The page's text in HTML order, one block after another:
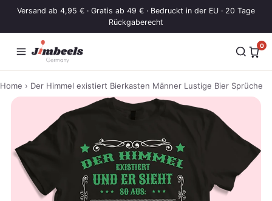
Zum Inhalt springen
Versand ab 4,95 € · Gratis ab 49 € · Bedruckt in der EU · 20 Tage
Rückgaberecht
0
Home › Der Himmel existiert Bierkasten Männer Lustige Bier Sprüche